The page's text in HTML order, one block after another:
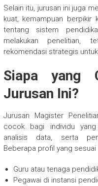
Selain itu, jurusan ini juga
kuat, kemampuan berpikir
tentang sistem
melakukan penelitian,
rekomendasi strategis
Siapa yang
Jurusan Ini?
Jurusan Magister
cocok bagi individu
analisis data, serta
Beberapa profil yang sesuai
Guru atau tenaga
Pegawai di instansi